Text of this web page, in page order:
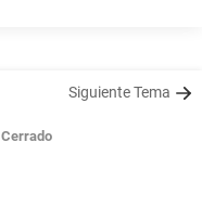
Siguiente Tema
Cerrado